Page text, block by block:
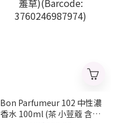
Bon Parfumeur 102 中性濃
香水 100ml (茶 小荳蔻 含羞